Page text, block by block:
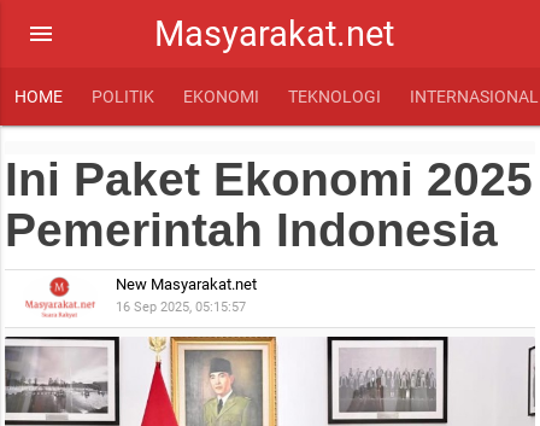
Masyarakat.net
menu
HOME POLITIK EKONOMI TEKNOLOGI INTERNASIONAL
Ini Paket Ekonomi 2025
Pemerintah Indonesia
New Masyarakat.net
16 Sep 2025, 05:15:57